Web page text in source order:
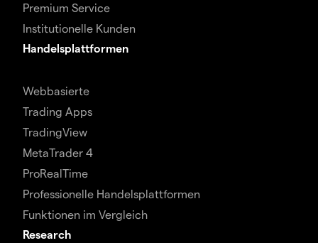
Premium Service
Institutionelle Kunden
Handelsplattformen
Webbasierte
Trading Apps
TradingView
MetaTrader 4
ProRealTime
Professionelle Handelsplattformen
Funktionen im Vergleich
Research